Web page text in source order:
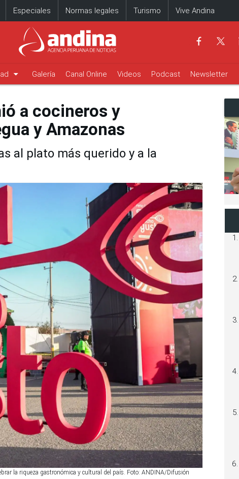
Especiales Normas legales Turismo Vive Andina
arrow_drop_down Galería Canal Online Videos Podcast Newsletter
a cocineros y
y Amazonas
al plato más querido y a la
la riqueza gastronómica y cultural del país. Foto: ANDINA/Difusión